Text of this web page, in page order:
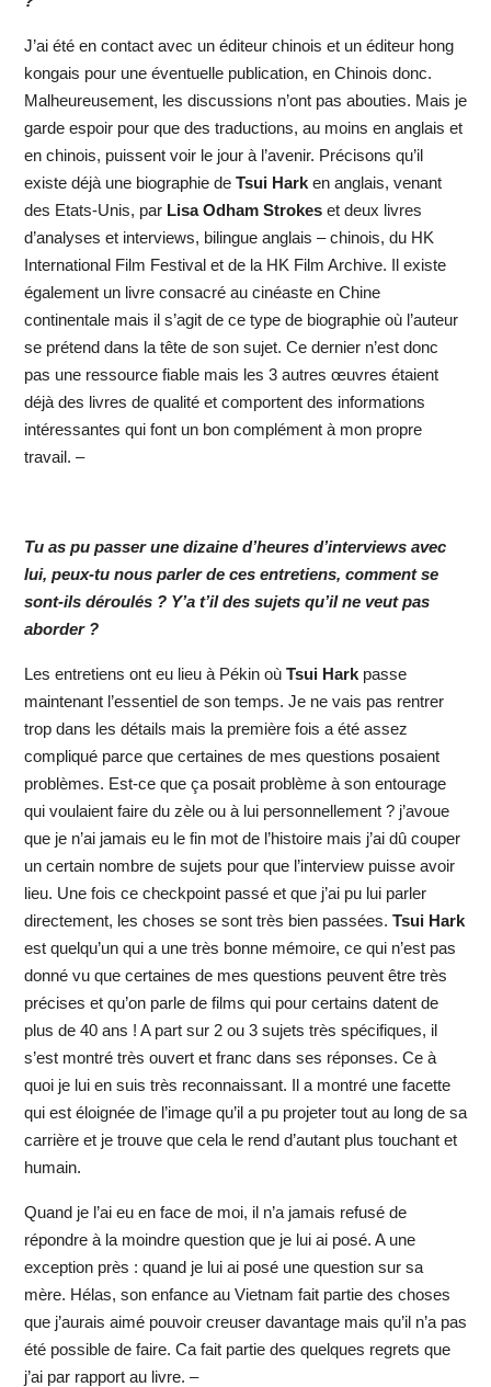
J’ai été en contact avec un éditeur chinois et un éditeur hong
kongais pour une éventuelle publication, en Chinois donc.
Malheureusement, les discussions n’ont pas abouties. Mais je
garde espoir pour que des traductions, au moins en anglais et
en chinois, puissent voir le jour à l’avenir. Précisons qu’il
existe déjà une biographie deTsui Harken anglais, venant
des Etats-Unis, par Lisa Odham Strokeset deux livres
d’analyses et interviews, bilingue anglais – chinois, du HK
International Film Festival et de la HK Film Archive. Il existe
également un livre consacré au cinéaste en Chine
continentale mais il s’agit de ce type de biographie où l’auteur
se prétend dans la tête de son sujet. Ce dernier n’est donc
pas une ressource fiable mais les 3 autres œuvres étaient
déjà des livres de qualité et comportent des informations
intéressantes qui font un bon complément à mon propre
travail. –
Tu as pu passer une dizaine d’heures d’interviews avec
lui, peux-tu nous parler de ces entretiens, comment se
sont-ils déroulés ? Y’a t’il des sujets qu’il ne veut pas
aborder ?
Les entretiens ont eu lieu à Pékin oùTsui Harkpasse
maintenant l’essentiel de son temps. Je ne vais pas rentrer
trop dans les détails mais la première fois a été assez
compliqué parce que certaines de mes questions posaient
problèmes. Est-ce que ça posait problème à son entourage
qui voulaient faire du zèle ou à lui personnellement ? j’avoue
que je n’ai jamais eu le fin mot de l’histoire mais j’ai dû couper
un certain nombre de sujets pour que l’interview puisse avoir
lieu. Une fois ce checkpoint passé et que j’ai pu lui parler
directement, les choses se sont très bien passées. Tsui Hark
est quelqu’un qui a une très bonne mémoire, ce qui n’est pas
donné vu que certaines de mes questions peuvent être très
précises et qu’on parle de films qui pour certains datent de
plus de 40 ans ! A part sur 2 ou 3 sujets très spécifiques, il
s’est montré très ouvert et franc dans ses réponses. Ce à
quoi je lui en suis très reconnaissant. Il a montré une facette
qui est éloignée de l’image qu’il a pu projeter tout au long de sa
carrière et je trouve que cela le rend d’autant plus touchant et
humain.
Quand je l’ai eu en face de moi, il n’a jamais refusé de
répondre à la moindre question que je lui ai posé. A une
exception près : quand je lui ai posé une question sur sa
mère. Hélas, son enfance au Vietnam fait partie des choses
que j’aurais aimé pouvoir creuser davantage mais qu’il n’a pas
été possible de faire. Ca fait partie des quelques regrets que
j’ai par rapport au livre. –